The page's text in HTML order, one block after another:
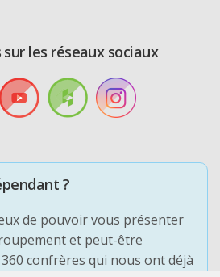
sur les réseaux sociaux
?
de pouvoir vous présenter
et peut-être
confrères qui nous ont déjà